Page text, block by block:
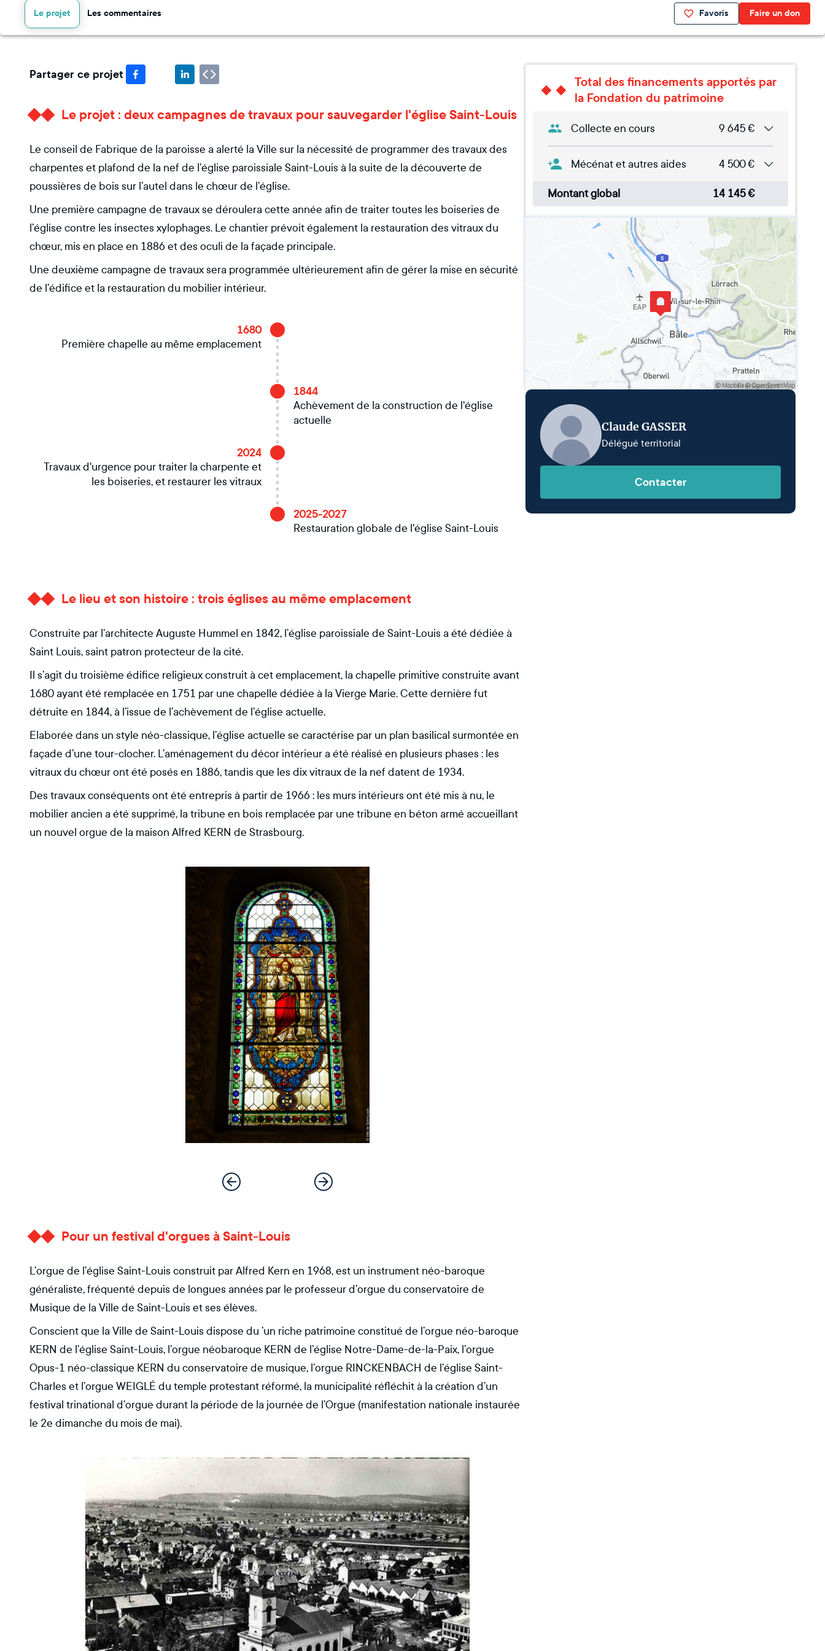
Favoris Faire un don
Le projet Les commentaires
Partager ce projet
Le projet : deux campagnes de travaux pour sauvegarder l'église Saint-Louis
Le conseil de Fabrique de la paroisse a alerté la Ville sur la nécessité de programmer des travaux des
charpentes et plafond de la nef de l’église paroissiale Saint-Louis à la suite de la découverte de
poussières de bois sur l’autel dans le chœur de l’église.
Une première campagne de travaux se déroulera cette année afin de traiter toutes les boiseries de
l’église contre les insectes xylophages. Le chantier prévoit également la restauration des vitraux du
chœur, mis en place en 1886 et des oculi de la façade principale.
Une deuxième campagne de travaux sera programmée ultérieurement afin de gérer la mise en sécurité
de l’édifice et la restauration du mobilier intérieur.
1680
Première chapelle au même emplacement
1844
Achèvement de la construction de l'église
actuelle
2024
Travaux d'urgence pour traiter la charpente et
les boiseries, et restaurer les vitraux
2025-2027
Restauration globale de l'église Saint-Louis
Le lieu et son histoire : trois églises au même emplacement
Construite par l’architecte Auguste Hummel en 1842, l’église paroissiale de Saint-Louis a été dédiée à
Saint Louis, saint patron protecteur de la cité.
Il s’agit du troisième édifice religieux construit à cet emplacement, la chapelle primitive construite avant
1680 ayant été remplacée en 1751 par une chapelle dédiée à la Vierge Marie. Cette dernière fut
détruite en 1844, à l’issue de l’achèvement de l’église actuelle.
Elaborée dans un style néo-classique, l’église actuelle se caractérise par un plan basilical surmontée en
façade d’une tour-clocher. L’aménagement du décor intérieur a été réalisé en plusieurs phases : les
vitraux du chœur ont été posés en 1886, tandis que les dix vitraux de la nef datent de 1934.
Des travaux conséquents ont été entrepris à partir de 1966 : les murs intérieurs ont été mis à nu, le
mobilier ancien a été supprimé, la tribune en bois remplacée par une tribune en béton armé accueillant
un nouvel orgue de la maison Alfred KERN de Strasbourg.
Pour un festival d'orgues à Saint-Louis
L’orgue de l’église Saint-Louis construit par Alfred Kern en 1968, est un instrument néo-baroque
généraliste, fréquenté depuis de longues années par le professeur d’orgue du conservatoire de
Musique de la Ville de Saint-Louis et ses élèves.
Conscient que la Ville de Saint-Louis dispose du ’un riche patrimoine constitué de l’orgue néo-baroque
KERN de l’église Saint-Louis, l’orgue néobaroque KERN de l’église Notre-Dame-de-la-Paix, l’orgue
Opus-1 néo-classique KERN du conservatoire de musique, l’orgue RINCKENBACH de l’église Saint-
Charles et l’orgue WEIGLÉ du temple protestant réformé, la municipalité réfléchit à la création d’un
festival trinational d’orgue durant la période de la journée de l’Orgue (manifestation nationale instaurée
le 2e dimanche du mois de mai).
Total des financements apportés par
la Fondation du patrimoine
Collecte en cours 9 645 €
Mécénat et autres aides 4 500€
Montant global 14 145€
Claude GASSER
Délégué territorial
Contacter